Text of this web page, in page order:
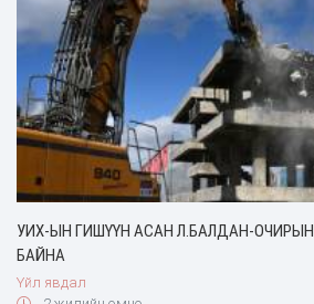
УИХ-ЫН ГИШҮҮН АСАН Л.БАЛДАН-
БАЙНА
Үйл явдал